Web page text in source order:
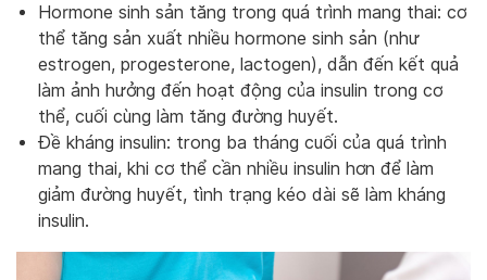
Hormone sinh sản tăng trong quá trình mang thai: cơ
thể tăng sản xuất nhiều hormone sinh sản (như
estrogen, progesterone, lactogen), dẫn đến kết quả
làm ảnh hưởng đến hoạt động của insulin trong cơ
thể, cuối cùng làm tăng đường huyết.
Đề kháng insulin: trong ba tháng cuối của quá trình
mang thai, khi cơ thể cần nhiều insulin hơn để làm
giảm đường huyết, tình trạng kéo dài sẽ làm kháng
insulin.